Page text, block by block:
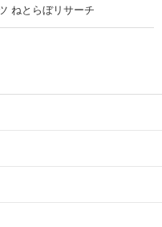
ねとらぼリサーチ